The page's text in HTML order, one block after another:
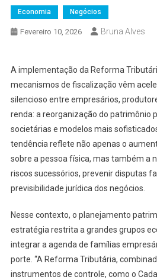
Economia Negócios
Fevereiro 10, 2026 Bruna Alves
A implementação da Reforma
mecanismos de fiscalização vêm
silencioso entre empresários,
renda: a reorganização do patrimônio
societárias e modelos mais
tendência reflete não apenas o
sobre a pessoa física, mas também a
riscos sucessórios, prevenir disputas
previsibilidade jurídica dos negócios.
Nesse contexto, o planejamento
estratégia restrita a grandes grupos
integrar a agenda de famílias
porte. “A Reforma Tributária,
instrumentos de controle, como o